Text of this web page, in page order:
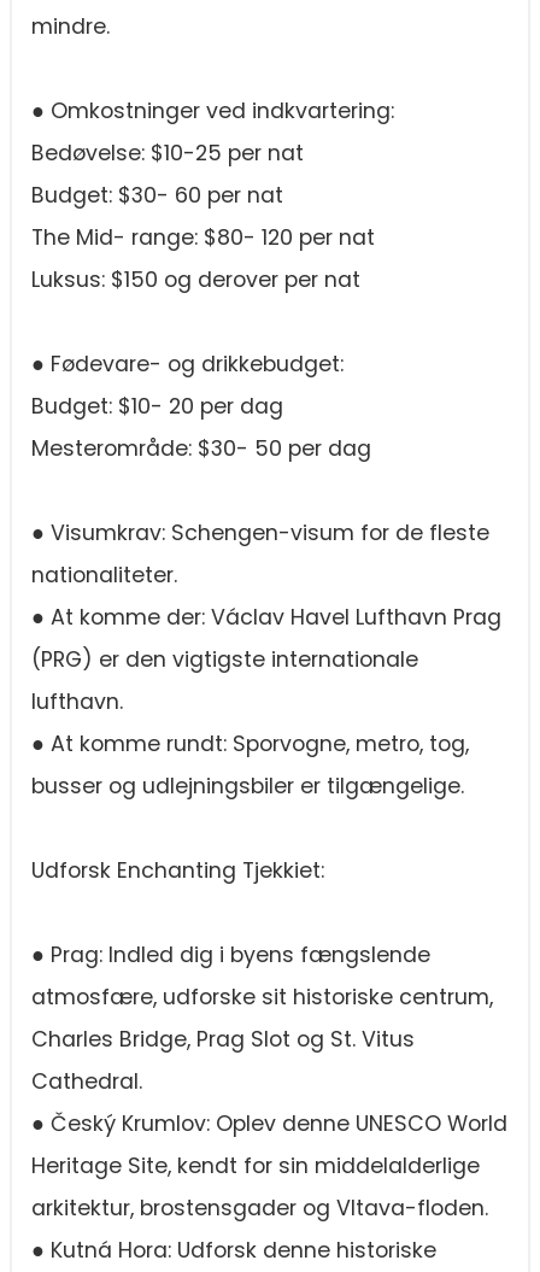
mindre.
● Omkostninger ved indkvartering:
Bedøvelse: $10-25 per nat
Budget: $30- 60 per nat
The Mid- range: $80- 120 per nat
Luksus: $150 og derover per nat
● Fødevare- og drikkebudget:
Budget: $10- 20 per dag
Mesterområde: $30- 50 per dag
● Visumkrav: Schengen-visum for de fleste
nationaliteter.
● At komme der: Václav Havel Lufthavn Prag
(PRG) er den vigtigste internationale
lufthavn.
● At komme rundt: Sporvogne, metro, tog,
busser og udlejningsbiler er tilgængelige.
Udforsk Enchanting Tjekkiet:
● Prag: Indled dig i byens fængslende
atmosfære, udforske sit historiske centrum,
Charles Bridge, Prag Slot og St. Vitus
Cathedral.
● Český Krumlov: Oplev denne UNESCO World
Heritage Site, kendt for sin middelalderlige
arkitektur, brostensgader og Vltava-floden.
● Kutná Hora: Udforsk denne historiske